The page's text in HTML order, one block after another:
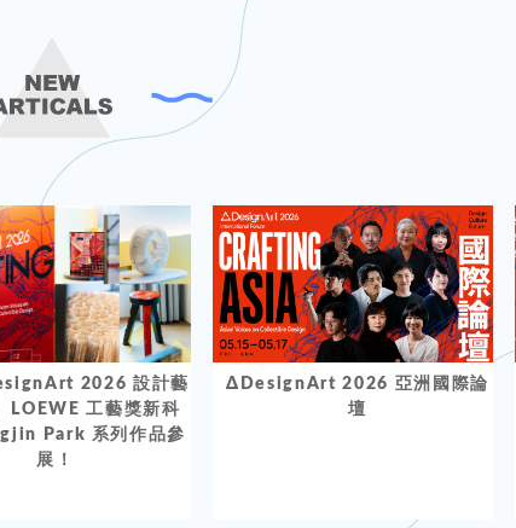
2026 設計藝
LOEWE 工藝獎新科
Park 系列作品參
展！
ΔDesignArt 2026 亞洲國際論
壇